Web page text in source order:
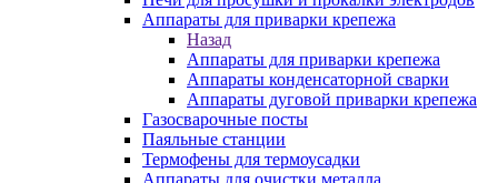
Аппараты для приварки крепежа
Назад
Аппараты для приварки крепежа
Аппараты конденсаторной сварки
Аппараты дуговой приварки крепежа
Газосварочные посты
Паяльные станции
Термофены для термоусадки
Аппараты для очистки металла